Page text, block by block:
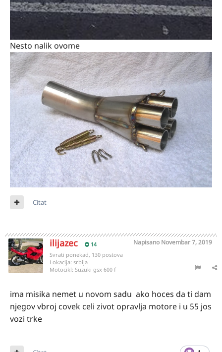
Nesto nalik ovome
Citat
ilijazec 14 Napisano Novembar 7, 2019
Svrati ponekad, 130 postova
Lokacija: srbija
Motocikl: Suzuki gsx 600 f
ima misika nemet u novom sadu ako hoces da ti dam
njegov vbroj covek celi zivot opravlja motore i u 55 jos
vozi trke